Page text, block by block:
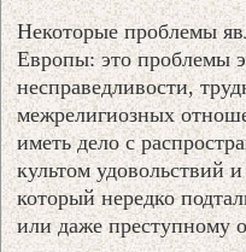
Некоторые проблемы
Европы: это проблемы
несправедливости,
межрелигиозных
иметь дело с
культом удовольствий
который нередко
или даже преступному